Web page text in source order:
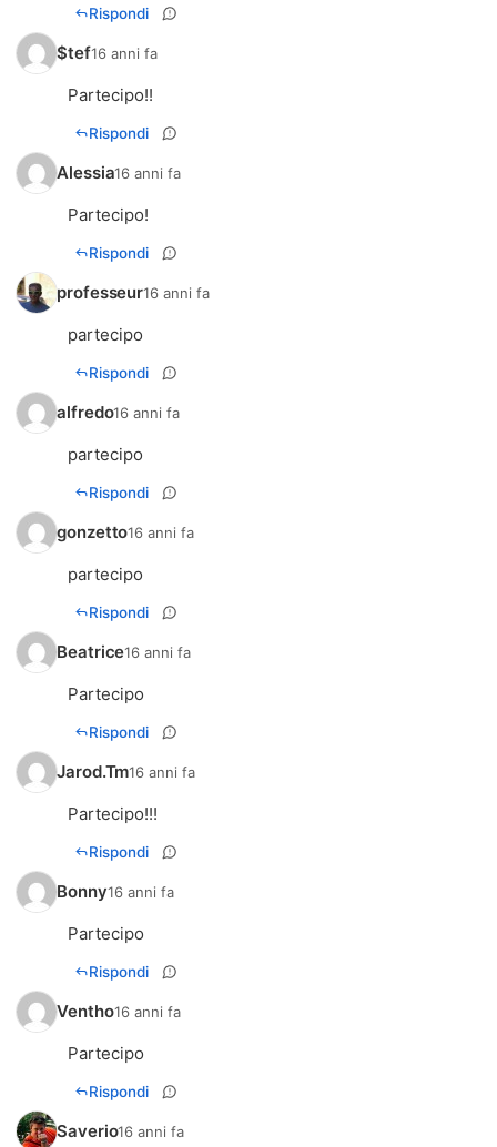
Rispondi
$tef16 anni fa
Partecipo!!
Rispondi
Alessia16 anni fa
Partecipo!
Rispondi
professeur16 anni fa
partecipo
Rispondi
alfredo16 anni fa
partecipo
Rispondi
gonzetto16 anni fa
partecipo
Rispondi
Beatrice16 anni fa
Partecipo
Rispondi
Jarod.Tm16 anni fa
Partecipo!!!
Rispondi
Bonny16 anni fa
Partecipo
Rispondi
Ventho16 anni fa
Partecipo
Rispondi
Saverio16 anni fa